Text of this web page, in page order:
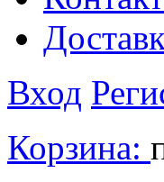
Вход
Корзина: